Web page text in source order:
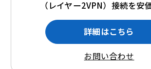
（レイヤー2VPN）接続を安
詳細はこちら
お問い合わせ